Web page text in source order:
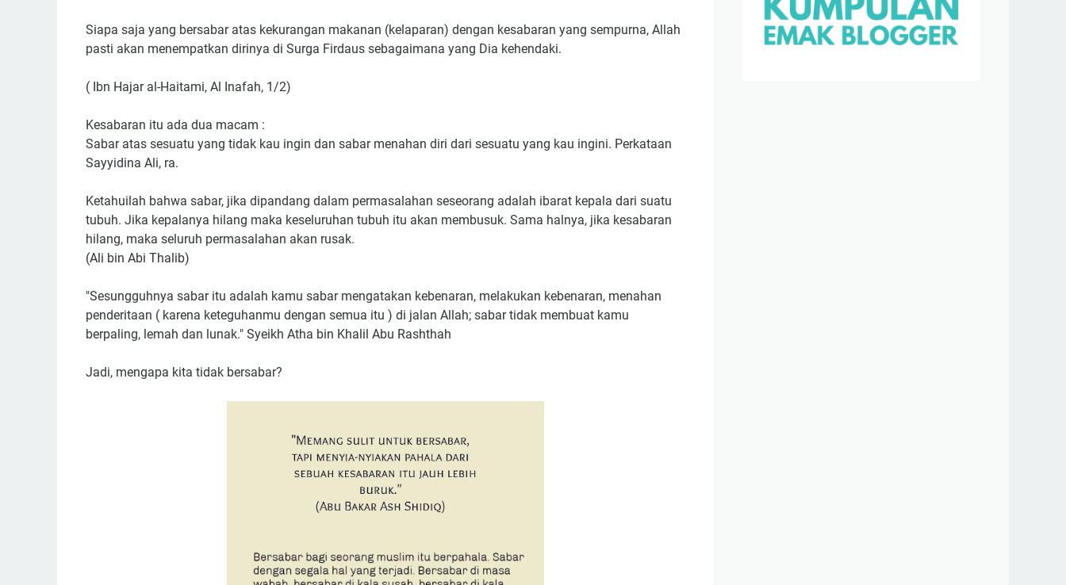
Siapa saja yang bersabar atas kekurangan makanan (kelaparan) dengan kesabaran yang sempurna, Allah
pasti akan menempatkan dirinya di Surga Firdaus sebagaimana yang Dia kehendaki.
( Ibn Hajar al-Haitami, Al Inafah, 1/2)
Kesabaran itu ada dua macam :
Sabar atas sesuatu yang tidak kau ingin dan sabar menahan diri dari sesuatu yang kau ingini. Perkataan
Sayyidina Ali, ra.
Ketahuilah bahwa sabar, jika dipandang dalam permasalahan seseorang adalah ibarat kepala dari suatu
tubuh. Jika kepalanya hilang maka keseluruhan tubuh itu akan membusuk. Sama halnya, jika kesabaran
hilang, maka seluruh permasalahan akan rusak.
(Ali bin Abi Thalib)
"Sesungguhnya sabar itu adalah kamu sabar mengatakan kebenaran, melakukan kebenaran, menahan
penderitaan ( karena keteguhanmu dengan semua itu ) di jalan Allah; sabar tidak membuat kamu
berpaling, lemah dan lunak." Syeikh Atha bin Khalil Abu Rashthah
Jadi, mengapa kita tidak bersabar?